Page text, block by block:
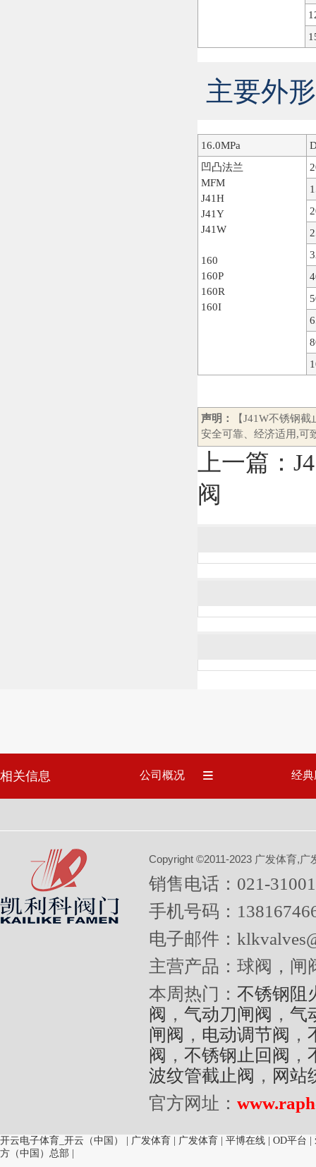
主要外
16.0MPa
凹凸法兰
MFM
J41H
J41Y
J41W
160
160P
160R
160I
声明：
【J41W不锈钢
安全可靠、经济适用,可
上一篇：
阀
相关信息 公司概况 经
Copyright ©2011-2023 广发体育,
销售电话：021-
手机号码：
电子邮件：
主营产品：球阀，闸
本周热门： 不锈钢阻
阀 ， 气动刀闸阀 ， 气
闸阀 ， 电动调节阀 ，
阀 ， 不锈钢止回阀 ，
波纹管截止阀 ， 网站
官方网址：
开云电子体育_开云（中国） 广发体育 广发体育 平博在线 OD平台
方（中国）总部